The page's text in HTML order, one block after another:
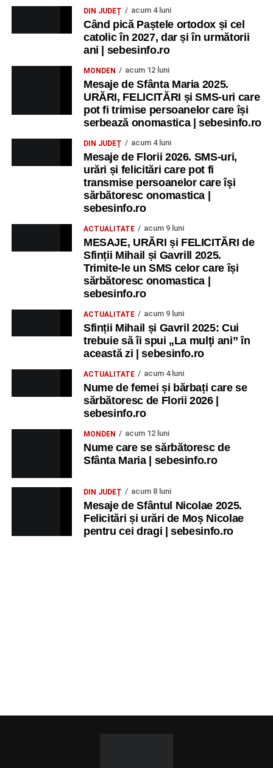
DIN JUDEȚ acum 4 luni
Când pică Paștele ortodox și cel
catolic în 2027, dar și în următorii
ani | sebesinfo.ro
MONDEN acum 12 luni
Mesaje de Sfânta Maria 2025.
URĂRI, FELICITĂRI și SMS-uri care
pot fi trimise persoanelor care își
serbează onomastica | sebesinfo.ro
DIN JUDEȚ acum 4 luni
Mesaje de Florii 2026. SMS-uri,
urări și felicitări care pot fi
transmise persoanelor care îşi
sărbătoresc onomastica |
sebesinfo.ro
ACTUALITATE acum 9 luni
MESAJE, URĂRI și FELICITĂRI de
Sfinții Mihail și Gavrill 2025.
Trimite-le un SMS celor care își
sărbătoresc onomastica |
sebesinfo.ro
ACTUALITATE acum 9 luni
Sfinții Mihail și Gavril 2025: Cui
trebuie să îi spui „La mulţi ani” în
această zi | sebesinfo.ro
ACTUALITATE acum 4 luni
Nume de femei și bărbați care se
sărbătoresc de Florii 2026 |
sebesinfo.ro
MONDEN acum 12 luni
Nume care se sărbătoresc de
Sfânta Maria | sebesinfo.ro
DIN JUDEȚ acum 8 luni
Mesaje de Sfântul Nicolae 2025.
Felicitări și urări de Moș Nicolae
pentru cei dragi | sebesinfo.ro